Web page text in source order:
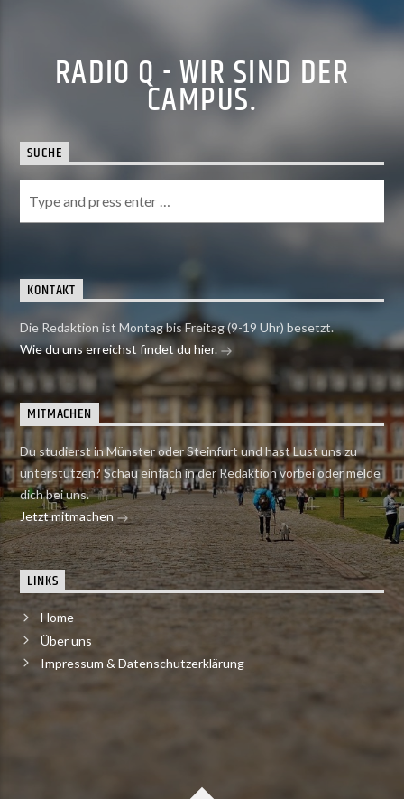
RADIO Q - WIR SIND DER
CAMPUS.
SUCHE
KONTAKT
Die Redaktion ist Montag bis Freitag (9-19 Uhr) besetzt.
Wie du uns erreichst findet du hier.
MITMACHEN
Du studierst in Münster oder Steinfurt und hast Lust uns zu
unterstützen? Schau einfach in der Redaktion vorbei oder melde
dich bei uns.
Jetzt mitmachen
LINKS
Home
Über uns
Impressum & Datenschutzerklärung